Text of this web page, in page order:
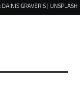
DAINIS GRAVERIS | UNSPLASH